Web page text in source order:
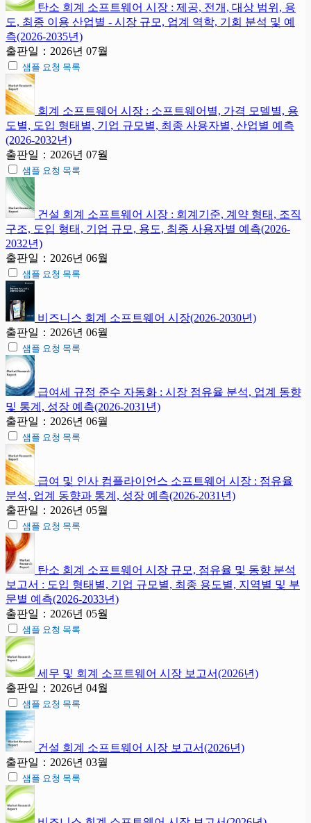
탄소 회계 소프트웨어 시장 : 제공, 전개, 대상 범위, 용
도, 최종 이용 산업별 - 시장 규모, 업계 역학, 기회 분석 및 예
측(2026-2035년)
출판일：2026년 07월
샘플 요청 목록
회계 소프트웨어 시장 : 소프트웨어별, 가격 모델별, 용
도별, 도입 형태별, 기업 규모별, 최종 사용자별, 산업별 예측
(2026-2032년)
출판일：2026년 07월
샘플 요청 목록
건설 회계 소프트웨어 시장 : 회계기준, 계약 형태, 조직
구조, 도입 형태, 기업 규모, 용도, 최종 사용자별 예측(2026-
2032년)
출판일：2026년 06월
샘플 요청 목록
비즈니스 회계 소프트웨어 시장(2026-2030년)
출판일：2026년 06월
샘플 요청 목록
급여세 규정 준수 자동화 : 시장 점유율 분석, 업계 동향
및 통계, 성장 예측(2026-2031년)
출판일：2026년 06월
샘플 요청 목록
급여 및 인사 컴플라이언스 소프트웨어 시장 : 점유율
분석, 업계 동향과 통계, 성장 예측(2026-2031년)
출판일：2026년 05월
샘플 요청 목록
탄소 회계 소프트웨어 시장 규모, 점유율 및 동향 분석
보고서 : 도입 형태별, 기업 규모별, 최종 용도별, 지역별 및 부
문별 예측(2026-2033년)
출판일：2026년 05월
샘플 요청 목록
세무 및 회계 소프트웨어 시장 보고서(2026년)
출판일：2026년 04월
샘플 요청 목록
건설 회계 소프트웨어 시장 보고서(2026년)
출판일：2026년 03월
샘플 요청 목록